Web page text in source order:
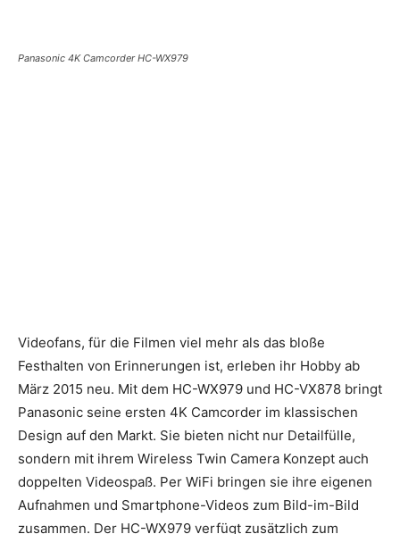
Panasonic 4K Camcorder HC-WX979
Videofans, für die Filmen viel mehr als das bloße
Festhalten von Erinnerungen ist, erleben ihr Hobby ab
März 2015 neu. Mit dem HC-WX979 und HC-VX878 bringt
Panasonic seine ersten 4K Camcorder im klassischen
Design auf den Markt. Sie bieten nicht nur Detailfülle,
sondern mit ihrem Wireless Twin Camera Konzept auch
doppelten Videospaß. Per WiFi bringen sie ihre eigenen
Aufnahmen und Smartphone-Videos zum Bild-im-Bild
zusammen. Der HC-WX979 verfügt zusätzlich zum